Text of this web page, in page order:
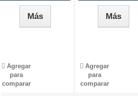
Más
Agregar
para
comparar
Más
Agregar
para
comparar